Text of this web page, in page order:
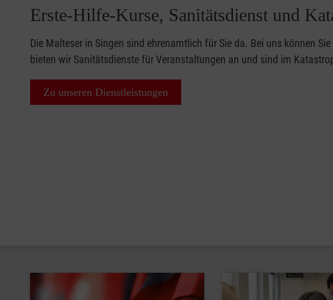
Erste-Hilfe-Kurse, Sanitätsdienst und
Die Malteser in Singen sind ehrenamtlich für Sie da. Bei uns können
bieten wir Sanitätsdienste für Veranstaltungen an und sind im
Zu unseren Dienstleistungen